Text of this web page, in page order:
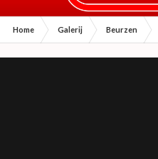
Home Galerij Beurzen